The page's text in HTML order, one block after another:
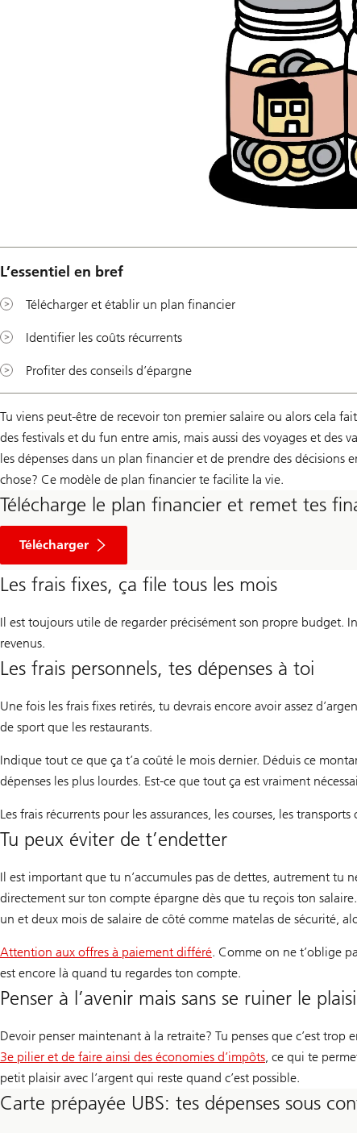
L’essentiel en bref
Télécharger et établir un plan financier
Identifier les coûts récurrents
Profiter des conseils d’épargne
Tu viens peut-être de recevoir ton premier salaire ou alors cela
des festivals et du fun entre amis, mais aussi des voyages et des
les dépenses dans un plan financier et de prendre des décisions
chose? Ce modèle de plan financier te facilite la vie.
Télécharge le plan financier et remet tes
Télécharger
jamais
Les frais fixes, ça file tous les mois
Il est toujours utile de regarder précisément son propre budget.
revenus.
Les frais personnels, tes dépenses à toi
Une fois les frais fixes retirés, tu devrais encore avoir assez
de sport que les restaurants.
Indique tout ce que ça t’a coûté le mois dernier. Déduis ce
dépenses les plus lourdes. Est-ce que tout ça est vraiment
Les frais récurrents pour les assurances, les courses, les
Tu peux éviter de t’endetter
Il est important que tu n’accumules pas de dettes, autrement tu
directement sur ton compte épargne dès que tu reçois ton
un et deux mois de salaire de côté comme matelas de sécurité,
Attention aux offres à paiement différé
Article
cinq
pcur
ne
pas
tomber
. Comme on ne t’oblige
est encore là quand tu regardes ton compte.
Penser à l’avenir mais sans se ruiner le
Devoir penser maintenant à la retraite? Tu penses que c’est
3e pilier et de faire ainsi des économies d’impôts
Information
sur
, ce qui te
petit plaisir avec l’argent qui reste quand c’est possible.
Carte prépayée UBS: tes dépenses sous